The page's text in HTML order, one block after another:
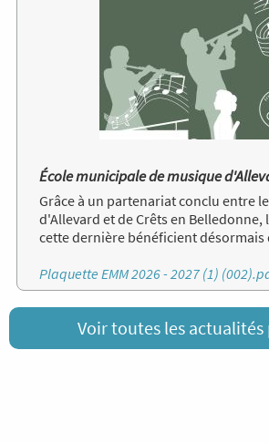
École municipale de musique
Grâce à un partenariat conclu entre
d'Allevard et de Crêts en Belledonne,
cette dernière bénéficient désormais
Document
Plaquette EMM 2026 - 2027 (1)
Voir toutes les actualités